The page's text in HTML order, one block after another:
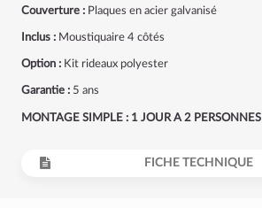
Couverture : Plaques en acier galvanisé
Inclus : Moustiquaire 4 côtés
Option : Kit rideaux polyester
Garantie : 5 ans
MONTAGE SIMPLE : 1 JOUR A 2 PERSONNES
FICHE TECHNIQUE